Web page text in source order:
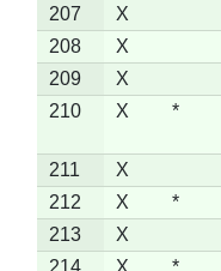
207
X
208
X
209
X
210
X *
211
X
212
X *
213
X
214
X *